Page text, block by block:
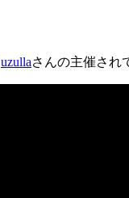
uzullaさんの主催され